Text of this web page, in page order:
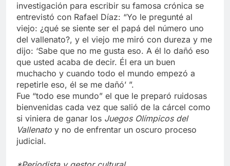
investigación para escribir su famosa crónica se
entrevistó con Rafael Díaz: “Yo le pregunté al
viejo: ¿qué se siente ser el papá del número uno
del vallenato?, y el viejo me miró con dureza y me
dijo: ‘Sabe que no me gusta eso. A él lo dañó eso
que usted acaba de decir. Él era un buen
muchacho y cuando todo el mundo empezó a
repetirle eso, él se me dañó’ ”.
Fue “todo ese mundo” el que le preparó ruidosas
bienvenidas cada vez que salió de la cárcel como
si viniera de ganar los Juegos Olímpicos del
Vallenato y no de enfrentar un oscuro proceso
judicial.